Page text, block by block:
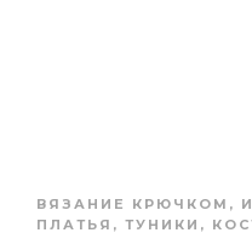
ВЯЗАНИЕ КРЮЧКОМ ,
ПЛАТЬЯ, ТУНИКИ,